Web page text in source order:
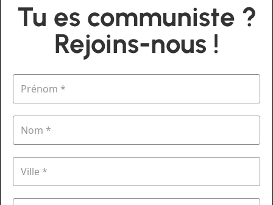
Tu es communiste ?
Rejoins-nous !